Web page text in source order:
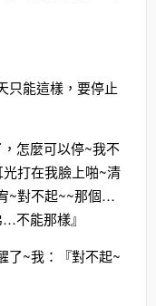
只能這樣，要停止
怎麼可以停~我不
打在我臉上啪~清
~對不起~~那個…
不能那樣』
了~我：『對不起~